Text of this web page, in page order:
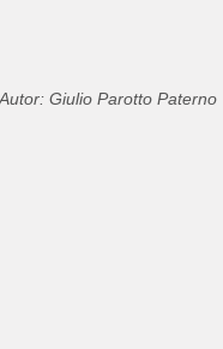
Autor: Giulio Parotto Paterno